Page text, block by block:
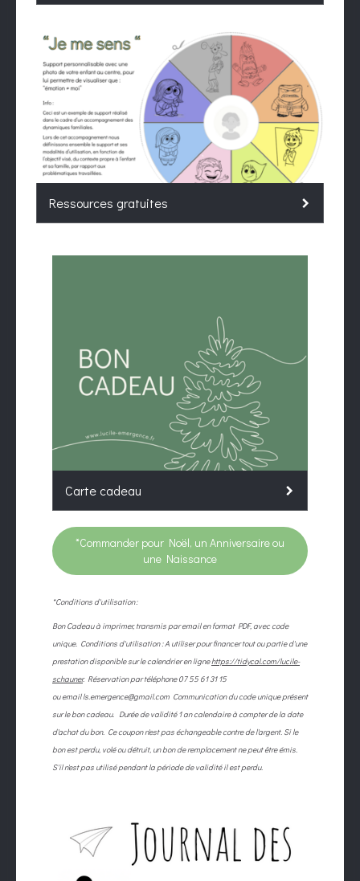
Ressources gratuites
Carte cadeau
*Commander pour Noël, un Anniversaire ou
une Naissance
*Conditions d'utilisation :
Bon Cadeau à imprimer, transmis par email en format PDF, avec code
unique. Conditions d'utilisation : A utiliser pour financer tout ou partie d'une
prestation disponible sur le calendrier en lignehttps://tidycal.com/lucile-
schauner. Réservation par téléphone 07 55 61 31 15
ou email ls.emergence@gmail.com Communication du code unique présent
sur le bon cadeau. Durée de validité 1 an calendaire à compter de la date
d'achat du bon. Ce coupon n'est pas échangeable contre de l'argent. Si le
bon est perdu, volé ou détruit, un bon de remplacement ne peut être émis.
S'il n'est pas utilisé pendant la période de validité il est perdu.